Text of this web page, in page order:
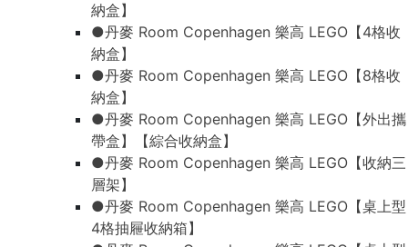
納盒】
●丹麥 Room Copenhagen 樂高 LEGO【4格收
納盒】
●丹麥 Room Copenhagen 樂高 LEGO【8格收
納盒】
●丹麥 Room Copenhagen 樂高 LEGO【外出攜
帶盒】【綜合收納盒】
●丹麥 Room Copenhagen 樂高 LEGO【收納三
層架】
●丹麥 Room Copenhagen 樂高 LEGO【桌上型
4格抽屜收納箱】